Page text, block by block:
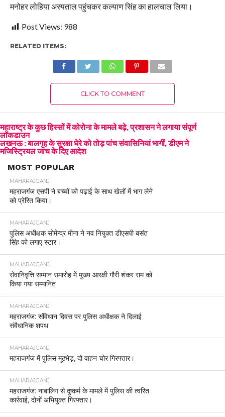
मनोहर लोहिया अस्पताल पहुंचकर कल्याण सिंह का हालचाल लिया।
Post Views: 988
RELATED ITEMS:
CLICK TO COMMENT
महाराष्ट्र के कुछ हिस्सों में कोरोना के मामले बढ़े, प्रशासन ने लगाया संपूर्ण
लॉकडाउन
लखनऊ : बालगृह के सुरक्षा घेरे को तोड़ पांच संवासिनियां भागीं, डीएम ने
मजिस्ट्रियल जांच के दिए आदेश
MOST POPULAR
MAHARAJGANJ
महराजगंज एसपी ने बच्चों को पढ़ाई के साथ खेलों में भाग लेने
को प्रेरित किया।
MAHARAJGANJ
पुलिस अधीक्षक सोमेन्द्र मीना ने नव नियुक्त डीएसपी बसंत
सिंह को लगाए स्टार।
MAHARAJGANJ
सेवानिवृत्ति सम्मान समारोह में मुख्य आरक्षी गौरी शंकर राम को
किया गया सम्मानित
MAHARAJGANJ
महराजगंज: संविधान दिवस पर पुलिस अधीक्षक ने दिलाई
संवैधानिक शपथ
MAHARAJGANJ
महराजगंज में पुलिस मुठभेड़, दो वाहन चोर गिरफ्तार।
MAHARAJGANJ
महराजगंज: नाबालिग से दुष्कर्म के मामले में पुलिस की त्वरित
कार्रवाई, दोनों अभियुक्त गिरफ्तार।